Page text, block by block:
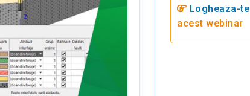
Logheaza-te
acest webinar